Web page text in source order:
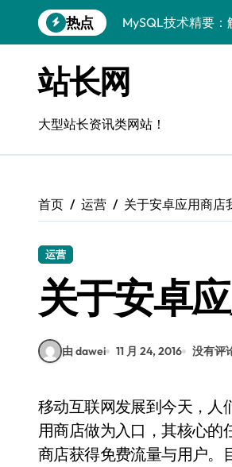
到
热点
MySQL技术精要
VR开发进阶：技术
MySQL事务精控与
MySQL事务控制深
Go语言技术揭秘
零基础启航！站长
站长网
大型站长资讯类网站！
首页 运营 关于安卓应用商店
运营
关于安卓
由 dawei 11 月 24, 2016 没有评
移动互联网发展到今天，人们已经越来越习惯用手机游戏、娱乐、阅读、休闲甚至办公了。而应
用商店做为入口，其核心的
商店获得免费流量与用户。